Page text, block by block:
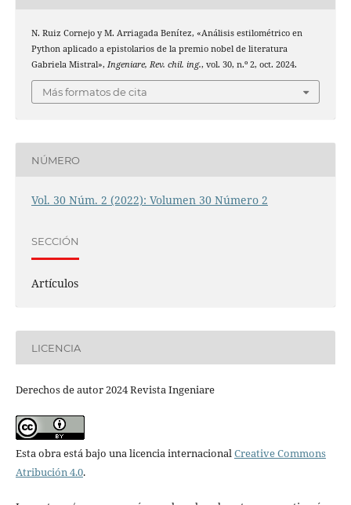
N. Ruiz Cornejo y M. Arriagada Benítez, «Análisis estilométrico en
Python aplicado a epistolarios de la premio nobel de literatura
Gabriela Mistral», Ingeniare, Rev. chil. ing., vol. 30, n.º 2, oct. 2024.
Más formatos de cita
NÚMERO
Vol. 30 Núm. 2 (2022): Volumen 30 Número 2
SECCIÓN
Artículos
LICENCIA
Derechos de autor 2024 Revista Ingeniare
Esta obra está bajo una licencia internacional Creative Commons
Atribución 4.0.